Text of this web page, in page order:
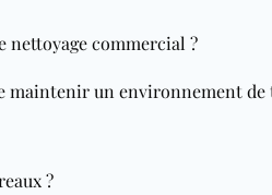
nettoyage commercial ?
maintenir un environnement
?